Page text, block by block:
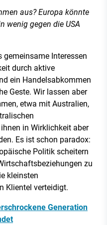
aus? Europa könnte
wenig gegen die USA
gemeinsame Interessen
durch aktive
ein Handelsabkommen
Geste. Wir lassen aber
etwa mit Australien,
in Wirklichkeit aber
Es ist schon paradox:
Politik scheitern
zu
kleinsten
Klientel verteidigt.
Generation